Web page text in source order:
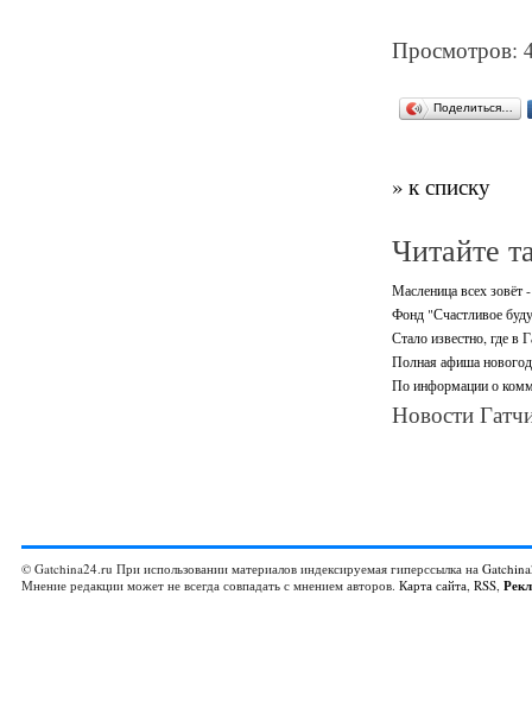
Просмотров:
Поделиться…
» к списку
Читайте
Масленица всех зовёт
Фонд "Счастливое
Стало известно, где в
Полная афиша
По информации о
Новости
© Gatchina24.ru При использовании материалов индексируемая гиперссылка на
Мнение редакции может не всегда совпадать с мнением авторов. Карта сайта, RSS,